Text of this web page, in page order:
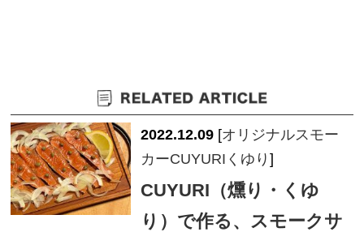
2022.12.09 [オリジナルスモー
カーCUYURIくゆり]
CUYURI（燻り・くゆ
り）で作る、スモークサ